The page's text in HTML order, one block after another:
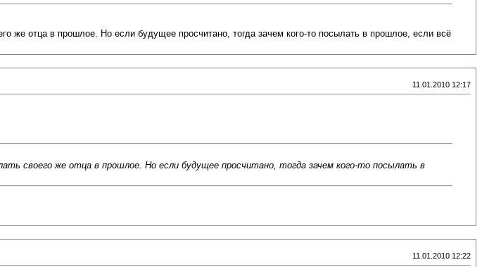
же отца в прошлое. Но если будущее просчитано, тогда зачем кого-то посылать в прошлое, если всё
11.01.2010 12:17
своего же отца в прошлое. Но если будущее просчитано, тогда зачем кого-то посылать в
11.01.2010 12:22